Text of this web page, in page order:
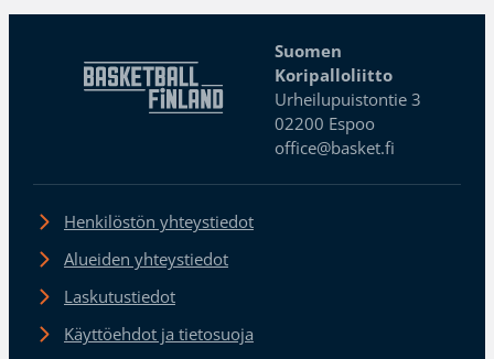
Suomen
Koripalloliitto
Urheilupuistontie 3
02200 Espoo
office@basket.fi
Henkilöstön yhteystiedot
Alueiden yhteystiedot
Laskutustiedot
Käyttöehdot ja tietosuoja